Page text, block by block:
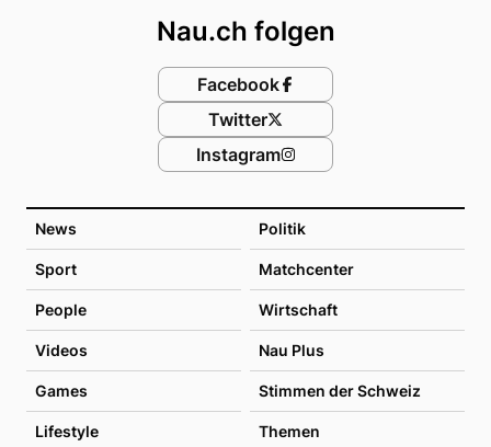
News Politik
Sport Matchcenter
People Wirtschaft
Videos Nau Plus
Games Stimmen der Schweiz
Lifestyle Themen
Nau.ch folgen
Facebook
Twitter
Instagram